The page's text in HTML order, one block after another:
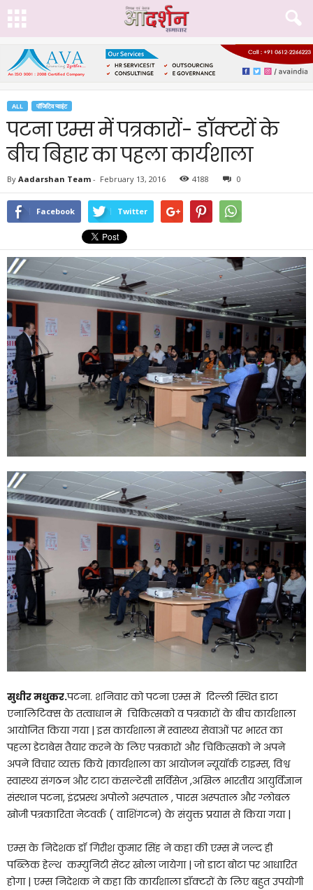
ALL पॉजिटिव प्वाइंट
पटना एम्स में पत्रकारों- डॉक्टरों के
बीच बिहार का पहला कार्यशाला
By Aadarshan Team - February 13, 2016 4188 0
Facebook Twitter
सुधीर मधुकर.पटना. शनिवार को पटना एम्स में दिल्ली स्थित डाटा
एनालिटिक्स के तत्वाधान में चिकित्सको व पत्रकारों के बीच कार्यशाला
आयोजित किया गया | इस कार्यशाला में स्वास्थ्य सेवाओं पर भारत का
पहला डेटाबेस तैयार करने के लिए पत्रकारों और चिकित्सको ने अपने
अपने विचार व्यक्त किये |कार्यशाला का आयोजन न्यूयॉर्क टाइम्स, विश्व
स्वास्थ्य संगठन और टाटा कंसल्टेंसी सर्विसेज ,अखिल भारतीय आयुर्विज्ञान
संस्थान पटना, इंद्रप्रस्थ अपोलो अस्पताल , पारस अस्पताल और ग्लोबल
खोजी पत्रकारिता नेटवर्क ( वाशिंगटन) के संयुक्त प्रयास से किया गया |
एम्स के निदेशक डॉ गिरीश कुमार सिंह ने कहा की एम्स में जल्द ही
पब्लिक हेल्थ कम्युनिटी सेंटर खोला जायेगा | जो डाटा बोटा पर आधारित
होगा | एम्स निदेशक ने कहा कि कार्यशाला डॉक्टरों के लिए बहुत उपयोगी